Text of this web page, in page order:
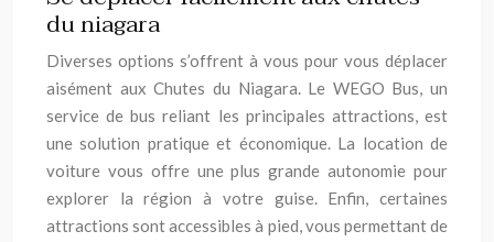
du niagara
Diverses options s’offrent à vous pour vous déplacer
aisément aux Chutes du Niagara. Le WEGO Bus, un
service de bus reliant les principales attractions, est
une solution pratique et économique. La location de
voiture vous offre une plus grande autonomie pour
explorer la région à votre guise. Enfin, certaines
attractions sont accessibles à pied, vous permettant de